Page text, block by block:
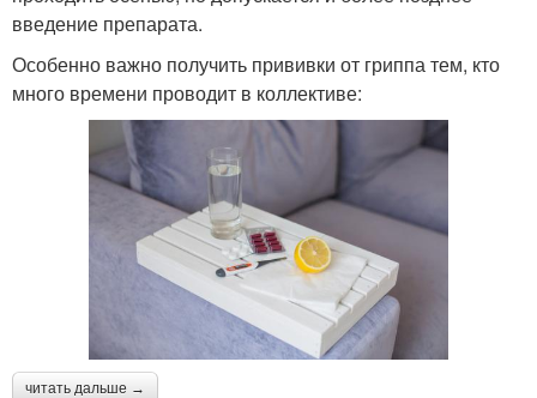
введение препарата.
Особенно важно получить прививки от гриппа тем, кто
много времени проводит в коллективе:
читать дальше →